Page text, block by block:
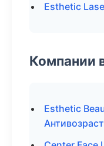
Esthetic
Компании
Esthetic